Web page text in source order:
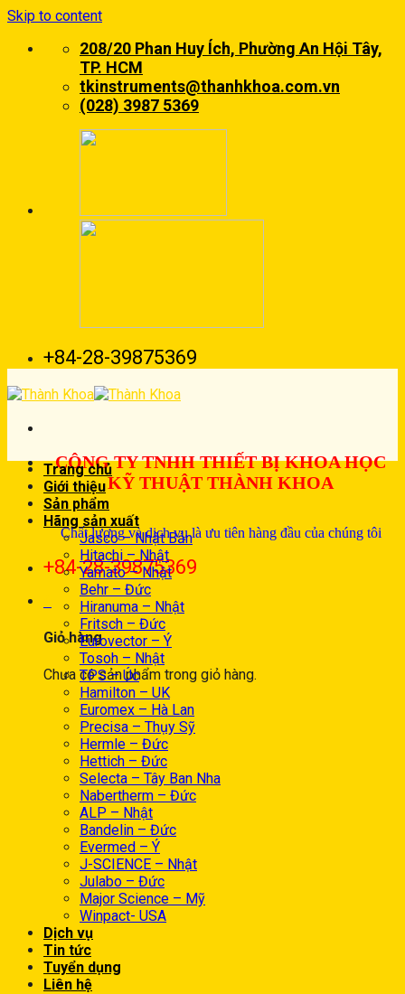
Skip to content
208/20 Phan Huy Ích, Phường An Hội Tây,
TP. HCM
tkinstruments@thanhkhoa.com.vn
(028) 3987 5369
+84-28-39875369
CÔNG TY TNHH THIẾT BỊ KHOA HỌC
KỸ THUẬT THÀNH KHOA
Chất lượng và dịch vụ là ưu tiên hàng đầu của chúng tôi
+84-28-39875369
Giỏ hàng
Chưa có sản phẩm trong giỏ hàng.
Trang chủ
Giới thiệu
Sản phẩm
Hãng sản xuất
Jasco – Nhật Bản
Hitachi – Nhật
Yamato – Nhật
Behr – Đức
Hiranuma – Nhật
Fritsch – Đức
Eurovector – Ý
Tosoh – Nhật
TPS – Úc
Hamilton – UK
Euromex – Hà Lan
Precisa – Thụy Sỹ
Hermle – Đức
Hettich – Đức
Selecta – Tây Ban Nha
Nabertherm – Đức
ALP – Nhật
Bandelin – Đức
Evermed – Ý
J-SCIENCE – Nhật
Julabo – Đức
Major Science – Mỹ
Winpact- USA
Dịch vụ
Tin tức
Tuyển dụng
Liên hệ